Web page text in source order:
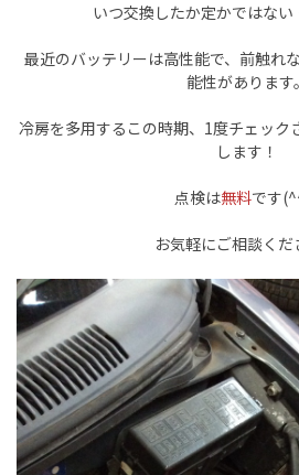
いつ交換したか定かではない
最近のバッテリーは高性能で、前触れ
能性があります。
冷房を多用するこの時期、1度チェック
します！
点検は無料です
お気軽にご相談く